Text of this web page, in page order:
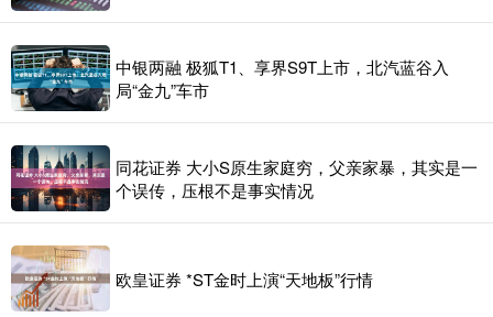
中银两融 极狐T1、享界S9T上市，北汽蓝谷入
局“金九”车市
同花证券 大小S原生家庭穷，父亲家暴，其实是一
个误传，压根不是事实情况
欧皇证券 *ST金时上演“天地板”行情